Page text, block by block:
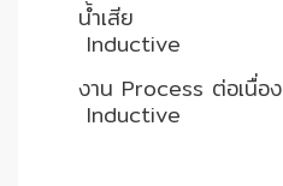
น้ำเสีย
Inductive
งาน Process ต่อเนื่อง
Inductive